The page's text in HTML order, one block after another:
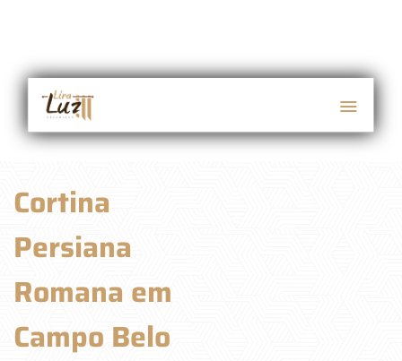
Cortina
Persiana
Romana em
Campo Belo